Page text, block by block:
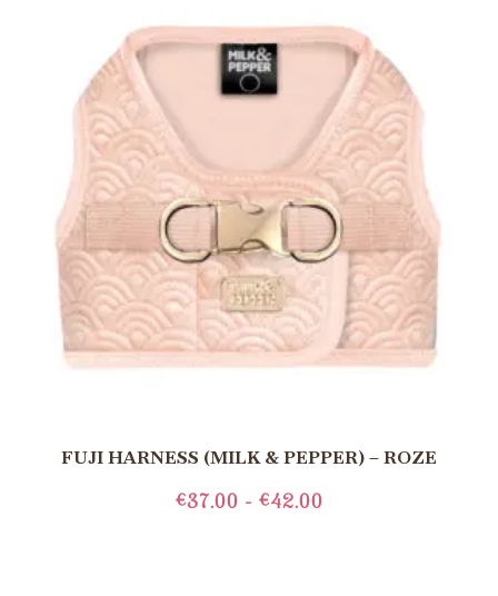
FUJI HARNESS (MILK & PEPPER) – ROZE
€37.00 - €42.00